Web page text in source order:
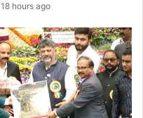
18 hours ago